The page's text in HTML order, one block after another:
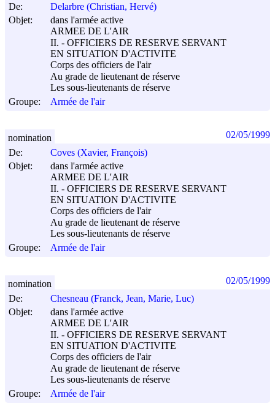
De:
Delarbre (Christian, Hervé)
Objet:
dans l'armée active
ARMEE DE L'AIR
II. - OFFICIERS DE RESERVE SERVANT
EN SITUATION D'ACTIVITE
Corps des officiers de l'air
Au grade de lieutenant de réserve
Les sous-lieutenants de réserve
Groupe:
Armée de l'air
De:
Coves (Xavier, François)
Objet:
dans l'armée active
ARMEE DE L'AIR
II. - OFFICIERS DE RESERVE SERVANT
EN SITUATION D'ACTIVITE
Corps des officiers de l'air
Au grade de lieutenant de réserve
Les sous-lieutenants de réserve
Groupe:
Armée de l'air
nomination 02/05/1999
De:
Chesneau (Franck, Jean, Marie, Luc)
Objet:
dans l'armée active
ARMEE DE L'AIR
II. - OFFICIERS DE RESERVE SERVANT
EN SITUATION D'ACTIVITE
Corps des officiers de l'air
Au grade de lieutenant de réserve
Les sous-lieutenants de réserve
Groupe:
Armée de l'air
nomination 02/05/1999